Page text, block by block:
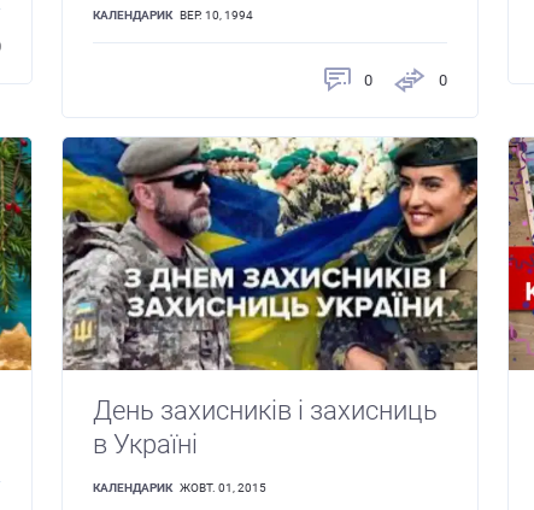
КАЛЕНДАРИК ВЕР. 10, 1994
0 0
День захисників і захисниць
в Україні
КАЛЕНДАРИК ЖОВТ. 01, 2015